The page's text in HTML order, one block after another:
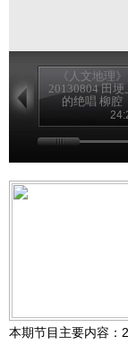
《人文地理》
20130804 田埂
的绝唱 柳腔
本期节目主要内容：